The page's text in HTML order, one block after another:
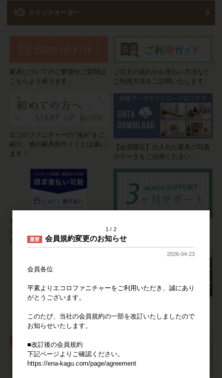
acute クイックオーダー
家具についてのご要望やご質問は
こちらより承ります。
ご注文の流れやお支払い方法など
ご利用方法をご説明いたします。
エコロファニチャーの"強み"をご
紹介。他の家具卸サイトとは違い
ます！
【会員限定】仕入れた家具の写真
やデータをご活用ください。
事業者の方の家具の仕入れには決
済システム「Bカート掛け払い」
が便利です。
家具に不具合が発生しても安心。
信頼の3ヶ月サポート。
空間づくりをサポートします。
1 2
重要 会員規約変更のお知らせ
2026-04-23
会員各位
平素よりエコロファニチャーをご利用いただき、誠にあり
がとうございます。
このたび、当社の会員規約の一部を改訂いたしましたので
お知らせいたします。
■改訂後の会員規約
下記ページよりご確認ください。
https://ena-kagu.com/page/agreement